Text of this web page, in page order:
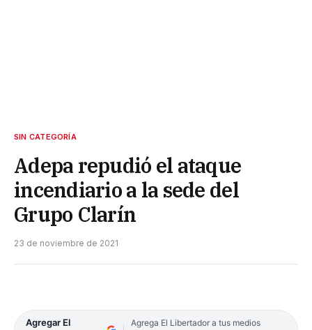
SIN CATEGORÍA
Adepa repudió el ataque
incendiario a la sede del
Grupo Clarín
23 de noviembre de 2021
Agregar El
Agrega El Libertador a tus medios